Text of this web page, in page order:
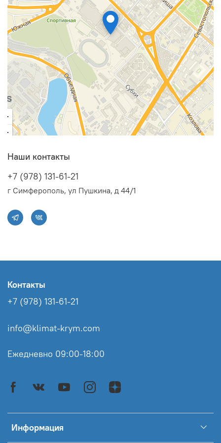
Наши контакты
+7 (978) 131-61-21
г Симферополь, ул Пушкина, д 44/1
Информация
Контакты
+7 (978) 131-61-21
info@klimat-krym.com
Ежедневно 09:00-18:00